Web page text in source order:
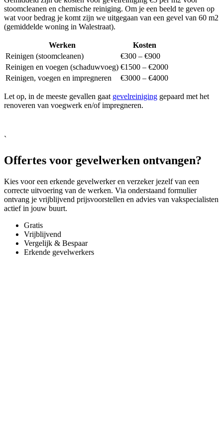
stoomcleanen en chemische reiniging. Om je een beeld te geven op
wat voor bedrag je komt zijn we uitgegaan van een gevel van 60 m2
(gemiddelde woning in Walestraat).
Werken
Kosten
Reinigen (stoomcleanen)
€300 – €900
Reinigen en voegen (schaduwvoeg) €1500 – €2000
Reinigen, voegen en impregneren
€3000 – €4000
Let op, in de meeste gevallen gaat gevelreiniging gepaard met het
renoveren van voegwerk en/of impregneren.
`
Offertes voor gevelwerken ontvangen?
Kies voor een erkende gevelwerker en verzeker jezelf van een
correcte uitvoering van de werken. Via onderstaand formulier
ontvang je vrijblijvend prijsvoorstellen en advies van vakspecialisten
actief in jouw buurt.
Gratis
Vrijblijvend
Vergelijk & Bespaar
Erkende gevelwerkers